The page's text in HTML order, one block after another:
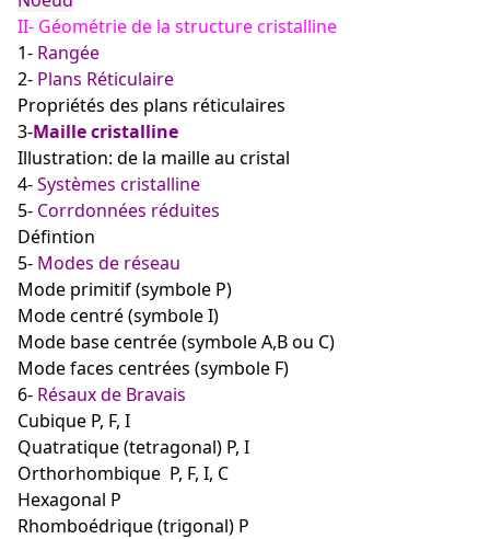
II- Géométrie de la structure cristalline
1- Rangée
2- Plans Réticulaire
Propriétés des plans réticulaires
3-Maille cristalline
Illustration: de la maille au cristal
4-Systèmes cristalline
5- Corrdonnées réduites
Défintion
5- Modes de réseau
Mode primitif (symbole P)
Mode centré (symbole I)
Mode base centrée (symbole A,B ou C)
Mode faces centrées (symbole F)
6- Résaux de Bravais
Cubique P, F, I
Quatratique (tetragonal) P, I
Orthorhombique P, F, I, C
Hexagonal P
Rhomboédrique (trigonal) P